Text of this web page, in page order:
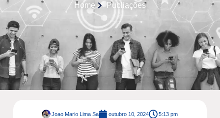
Home Publiações
Joao Mario Lima Sa outubro 10, 2024
5:13 pm